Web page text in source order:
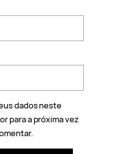
dados neste
para a próxima vez